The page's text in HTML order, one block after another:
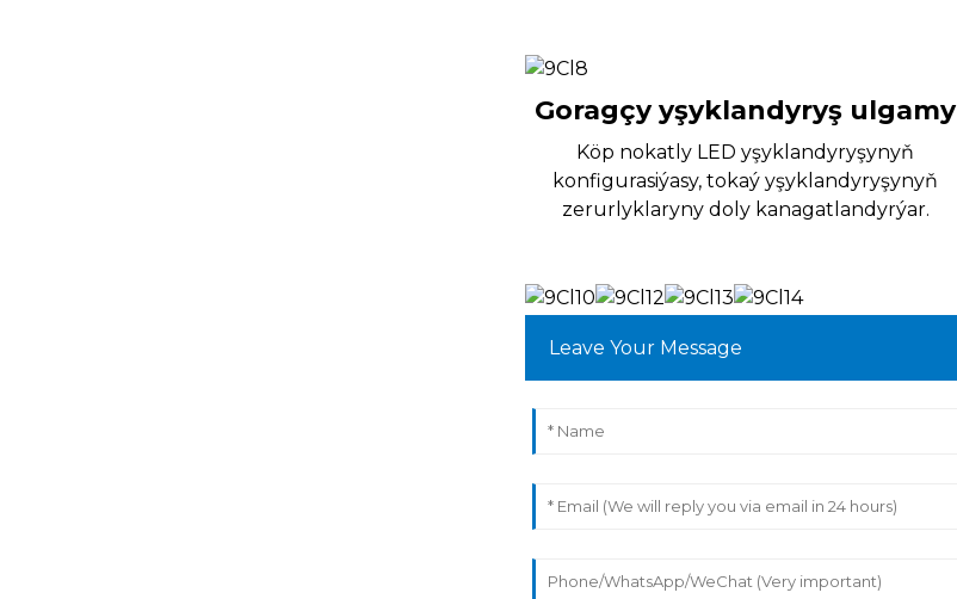
Goragçy yşyklandyryş ulgamy
Köp nokatly LED yşyklandyryşynyň
konfigurasiýasy, tokaý yşyklandyryşynyň
zerurlyklaryny doly kanagatlandyrýar.
Leave Your Message